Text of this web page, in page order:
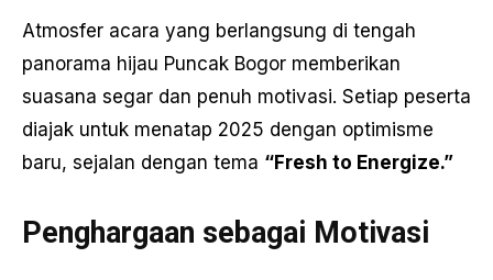
Atmosfer acara yang berlangsung di tengah
panorama hijau Puncak Bogor memberikan
suasana segar dan penuh motivasi. Setiap peserta
diajak untuk menatap 2025 dengan optimisme
baru, sejalan dengan tema “Fresh to Energize.”
Penghargaan sebagai Motivasi